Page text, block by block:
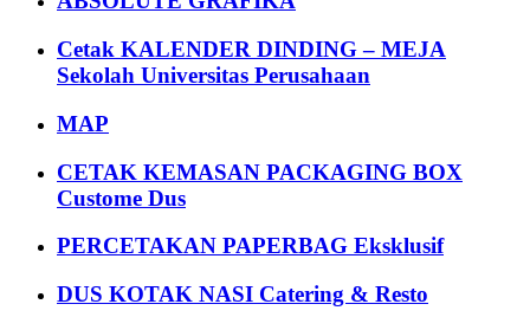
Cetak KALENDER DINDING – MEJA
Sekolah Universitas Perusahaan
MAP
CETAK KEMASAN PACKAGING BOX
Custome Dus
PERCETAKAN PAPERBAG Eksklusif
DUS KOTAK NASI Catering & Resto